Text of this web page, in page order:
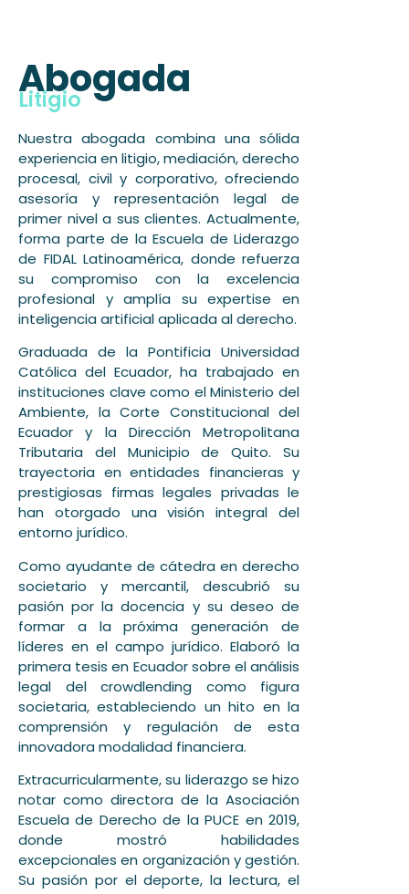
Abogada
Litigio
Nuestra abogada combina una sólida
experiencia en litigio, mediación, derecho
procesal, civil y corporativo, ofreciendo
asesoría y representación legal de
primer nivel a sus clientes. Actualmente,
forma parte de la Escuela de Liderazgo
de FIDAL Latinoamérica, donde refuerza
su compromiso con la excelencia
profesional y amplía su expertise en
inteligencia artificial aplicada al derecho.
Graduada de la Pontificia Universidad
Católica del Ecuador, ha trabajado en
instituciones clave como el Ministerio del
Ambiente, la Corte Constitucional del
Ecuador y la Dirección Metropolitana
Tributaria del Municipio de Quito. Su
trayectoria en entidades financieras y
prestigiosas firmas legales privadas le
han otorgado una visión integral del
entorno jurídico.
Como ayudante de cátedra en derecho
societario y mercantil, descubrió su
pasión por la docencia y su deseo de
formar a la próxima generación de
líderes en el campo jurídico. Elaboró la
primera tesis en Ecuador sobre el análisis
legal del crowdlending como figura
societaria, estableciendo un hito en la
comprensión y regulación de esta
innovadora modalidad financiera.
Extracurricularmente, su liderazgo se hizo
notar como directora de la Asociación
Escuela de Derecho de la PUCE en 2019,
donde mostró habilidades
excepcionales en organización y gestión.
Su pasión por el deporte, la lectura, el